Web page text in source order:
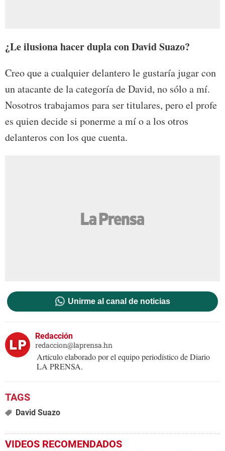
¿Le ilusiona hacer dupla con David Suazo?
Creo que a cualquier delantero le gustaría jugar con
un atacante de la categoría de David, no sólo a mí.
Nosotros trabajamos para ser titulares, pero el profe
es quien decide si ponerme a mí o a los otros
delanteros con los que cuenta.
Unirme al canal de noticias
Redacción
redaccion@laprensa.hn
Artículo elaborado por el equipo periodístico de Diario
LA PRENSA.
David Suazo
VIDEOS RECOMENDADOS